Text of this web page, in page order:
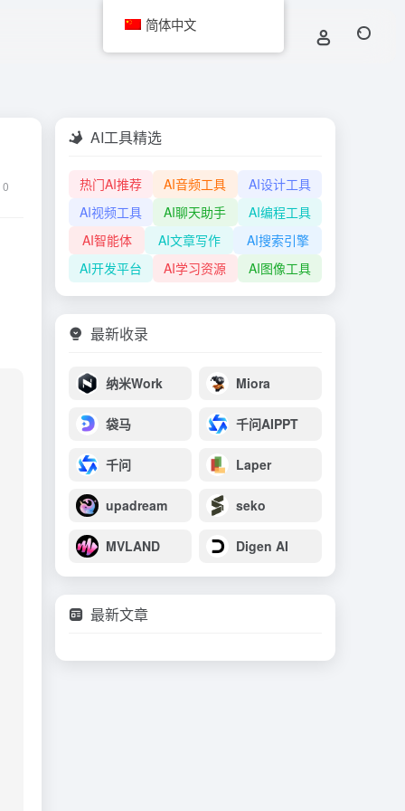
0
AI工具精选
热门AI推荐 AI音频工具
AI设计工具
AI视频工具
AI聊天助手
AI编程工具
AI智能体
AI文章写作
AI搜索引擎
AI开发平台
AI学习资源 AI图像工具
最新收录
纳米Work Miora
袋马 千问AIPPT
千问 Laper
upadream seko
MVLAND Digen AI
最新文章
简体中文